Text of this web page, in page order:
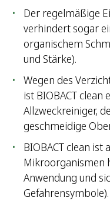
Der regelmäßige
verhindert sogar
organischem
und Stärke).
Wegen des
ist BIOBACT
Allzweckreiniger,
geschmeidige
BIOBACT clean ist
Mikroorganismen
Anwendung und
Gefahrensymbole).